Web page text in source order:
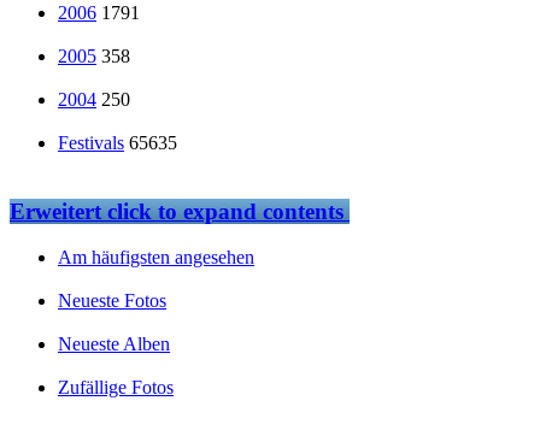
2006 1791
2005 358
2004 250
Festivals 65635
Erweitertclick to expand contents
Am häufigsten angesehen
Neueste Fotos
Neueste Alben
Zufällige Fotos